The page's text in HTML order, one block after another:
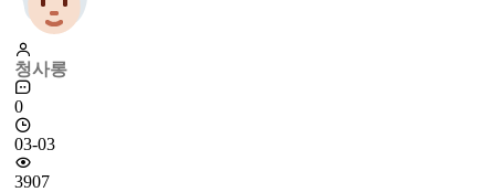
청사롱
0
03-03
3907